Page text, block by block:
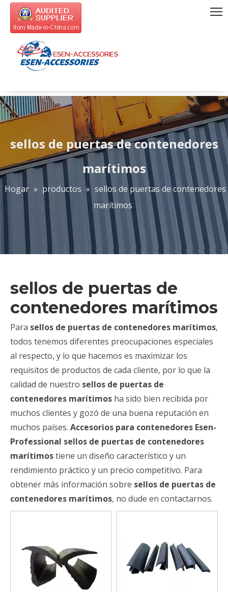
sellos de puertas de contenedores
marítimos
Hogar » productos » sellos de puertas de contenedores
marítimos
sellos de puertas de
contenedores marítimos
Para sellos de puertas de contenedores marítimos,
todos tenemos diferentes preocupaciones especiales
al respecto, y lo que hacemos es maximizar los
requisitos de productos de cada cliente, por lo que la
calidad de nuestro sellos de puertas de
contenedores marítimos ha sido bien recibida por
muchos clientes y gozó de una buena reputación en
muchos países. Accesorios para contenedores Esen-
Professional sellos de puertas de contenedores
marítimostiene un diseño característico y un
rendimiento práctico y un precio competitivo. Para
obtener más información sobre sellos de puertas de
contenedores marítimos, no dude en contactarnos.